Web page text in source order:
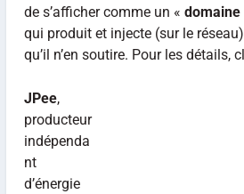
de s’afficher comme un « domaine
qui produit et injecte (sur le
qu’il n’en soutire. Pour les détails,
JPee,
producteur
indépenda
nt
d’énergie